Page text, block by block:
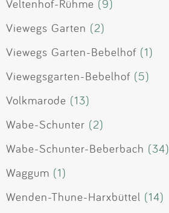
Veltenhof-Rühme (9)
Viewegs Garten (2)
Viewegs Garten-Bebelhof (1)
Viewegsgarten-Bebelhof (5)
Volkmarode (13)
Wabe-Schunter (2)
Wabe-Schunter-Beberbach (34)
Waggum (1)
Wenden-Thune-Harxbüttel (14)